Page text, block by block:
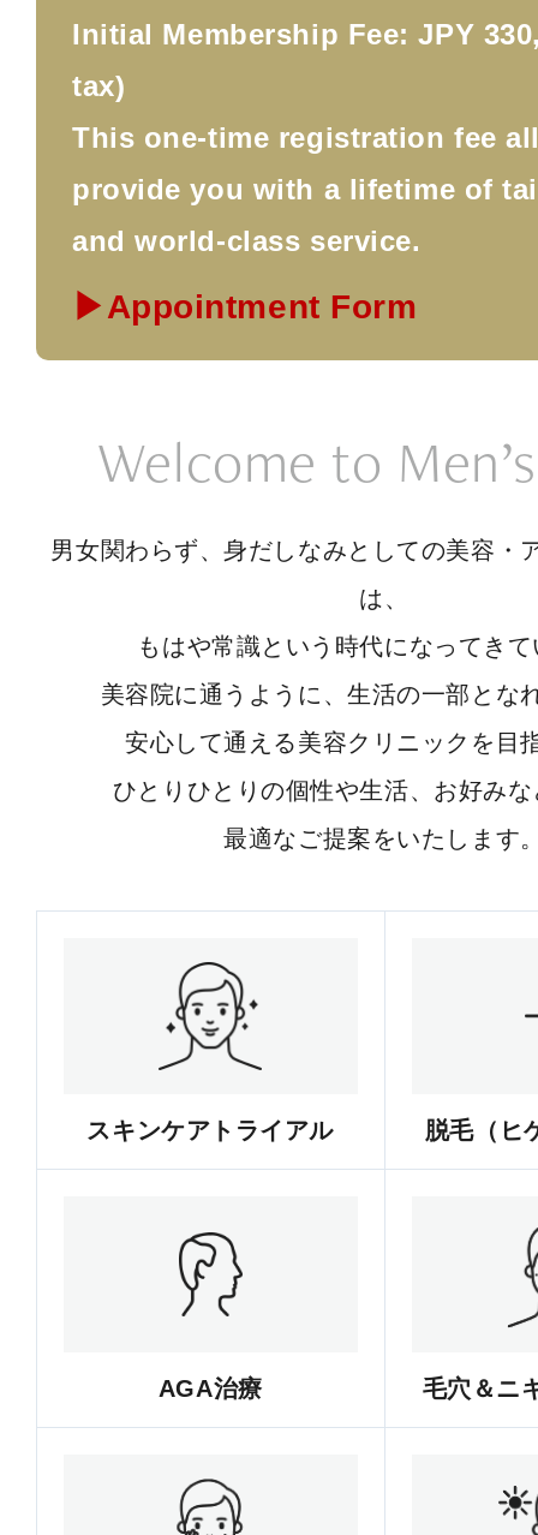
Initial Membership Fee: JPY
tax)
This one-time registration fee
provide you with a lifetime of
and world-class service.
▶Appointment Form
Welcome to
男女関わらず、身だしなみとしての美容・
は、
もはや常識という時代になってき
美容院に通うように、生活の一部とな
安心して通える美容クリニックを目
ひとりひとりの個性や生活、お好み
最適なご提案をいたします
スキンケアトライアル 脱毛（ヒ
AGA治療 毛穴＆ニ